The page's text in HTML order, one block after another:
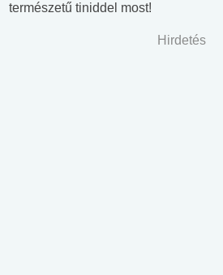
természetű tiniddel most!
Hirdetés